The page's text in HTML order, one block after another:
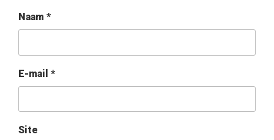
Naam *
E-mail *
Site